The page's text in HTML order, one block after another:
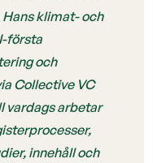
klimat- och
första
och
Collective VC
vardags arbetar
innehåll och